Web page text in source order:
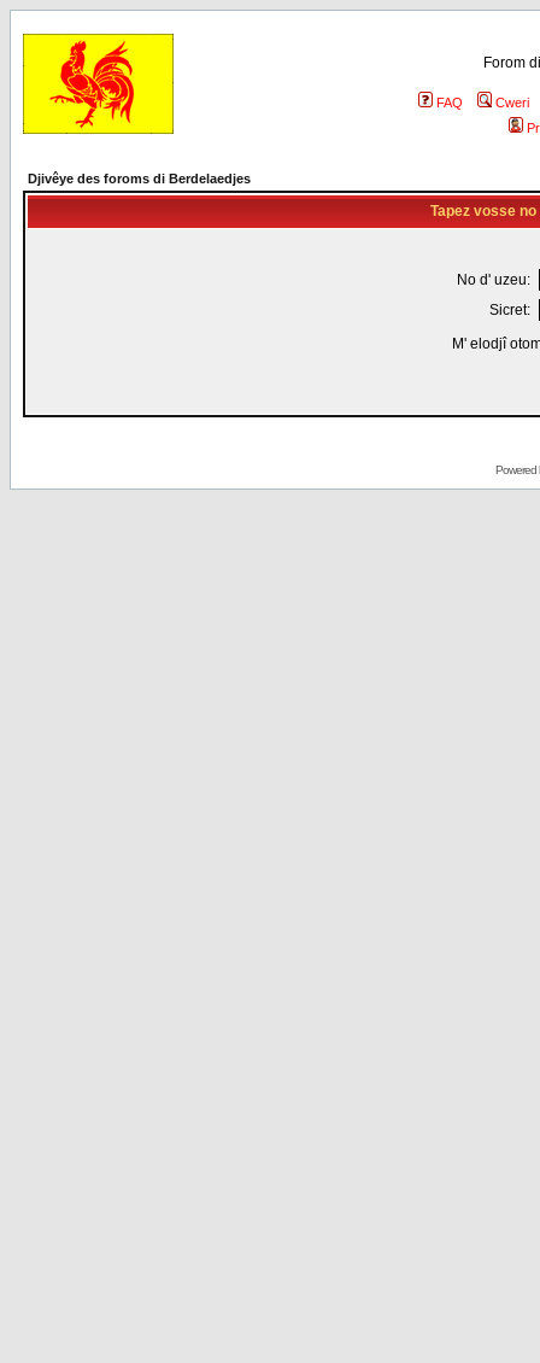
Forom
FAQ
Cweri
Djivêye des foroms di Berdelaedjes
Tapez vosse
No d' uzeu:
Sicret:
M' elodjî
Powered